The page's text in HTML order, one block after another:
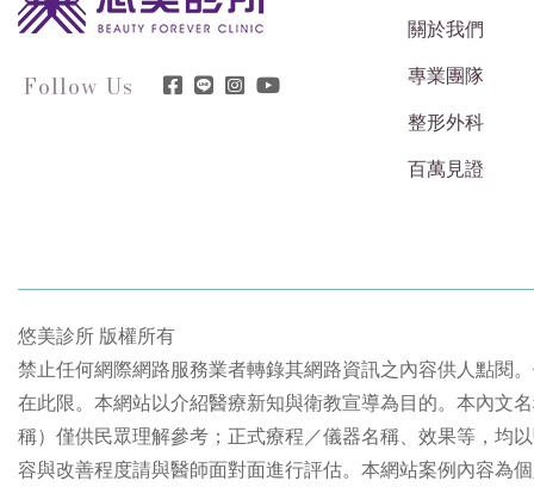
Follow Us
關於我們
專業團隊
整形外科
百萬見證
悠美診所 版權所有
禁止任何網際網路服務業者轉錄其網路資訊之內容供人點閱
在此限。本網站以介紹醫療新知與衛教宣導為目的。本內文
稱）僅供民眾理解參考；正式療程／儀器名稱、效果等，均
容與改善程度請與醫師面對面進行評估。本網站案例內容為